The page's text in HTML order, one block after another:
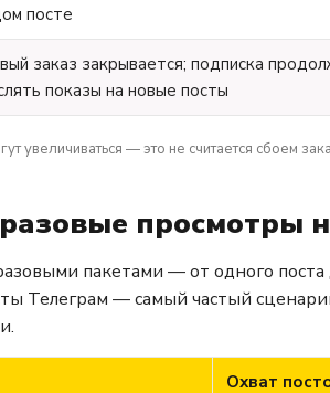
посте
заказ закрывается; подписка
показы на новые посты
увеличиваться — это не считается сбоем
просмотры
пакетами — от одного
Телеграм — самый частый
Охват